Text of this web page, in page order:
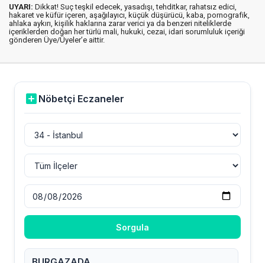
UYARI: Dikkat! Suç teşkil edecek, yasadışı, tehditkar, rahatsız edici,
hakaret ve küfür içeren, aşağılayıcı, küçük düşürücü, kaba, pornografik,
ahlaka aykırı, kişilik haklarına zarar verici ya da benzeri niteliklerde
içeriklerden doğan her türlü mali, hukuki, cezai, idari sorumluluk içeriği
gönderen Üye/Üyeler’e aittir.